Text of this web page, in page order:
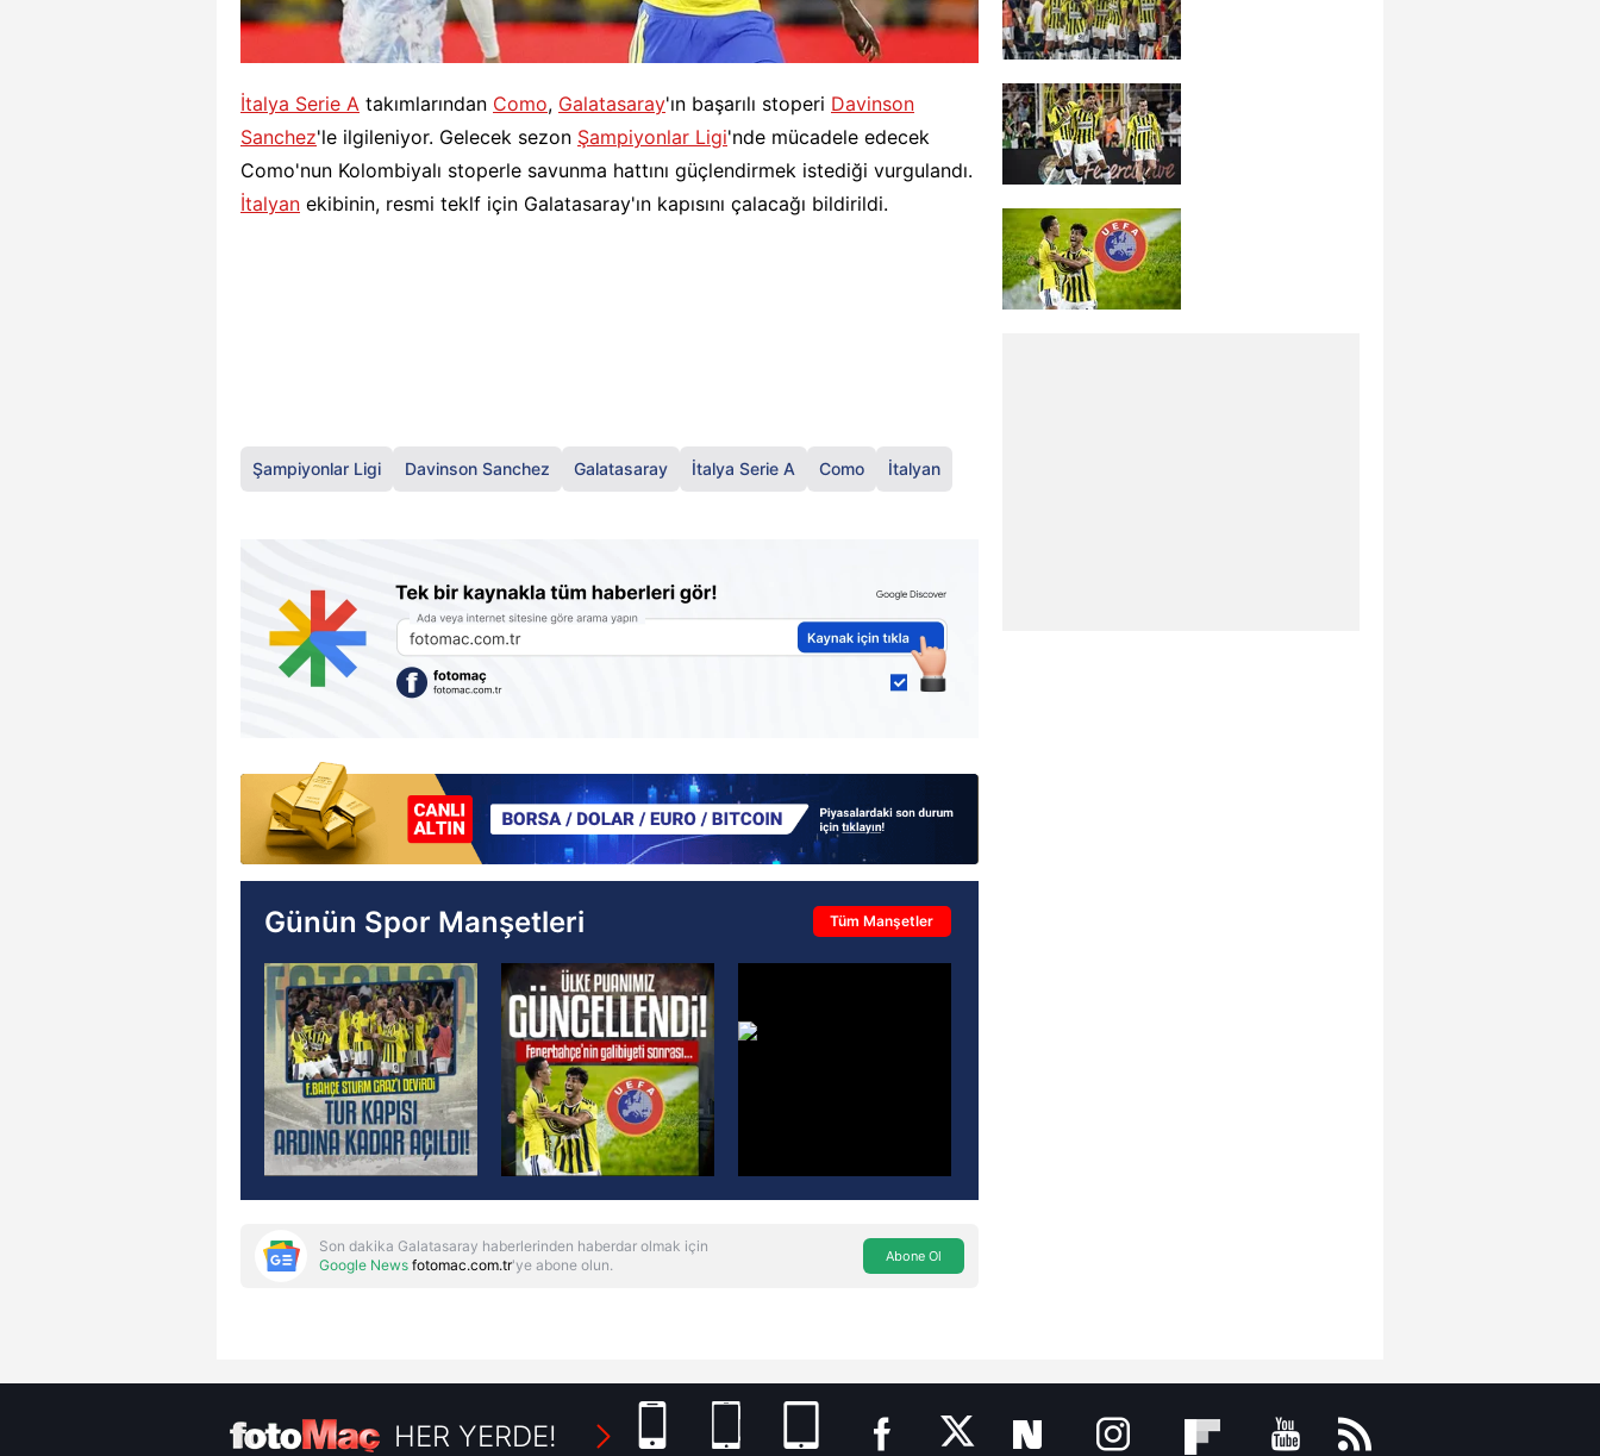
İtalya Serie A takımlarından Como, Galatasaray'ın başarılı stoperi Davinson
Sanchez'le ilgileniyor. Gelecek sezon Şampiyonlar Ligi'nde mücadele edecek
Como'nun Kolombiyalı stoperle savunma hattını güçlendirmek istediği vurgulandı.
İtalyan ekibinin, resmi teklf için Galatasaray'ın kapısını çalacağı bildirildi.
Şampiyonlar Ligi Davinson Sanchez Galatasaray İtalya Serie A Como İtalyan
Günün Spor Manşetleri Tüm Manşetler
Son dakika Galatasaray haberlerinden haberdar olmak için
Google News fotomac.com.tr'ye abone olun. Abone Ol
HER YERDE!